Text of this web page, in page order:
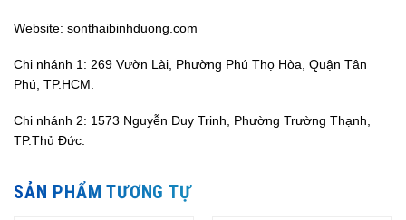
Website: sonthaibinhduong.com
Chi nhánh 1: 269 Vườn Lài, Phường Phú Thọ Hòa, Quận Tân
Phú, TP.HCM.
Chi nhánh 2: 1573 Nguyễn Duy Trinh, Phường Trường Thạnh,
TP.Thủ Đức.
SẢN PHẨM TƯƠNG TỰ